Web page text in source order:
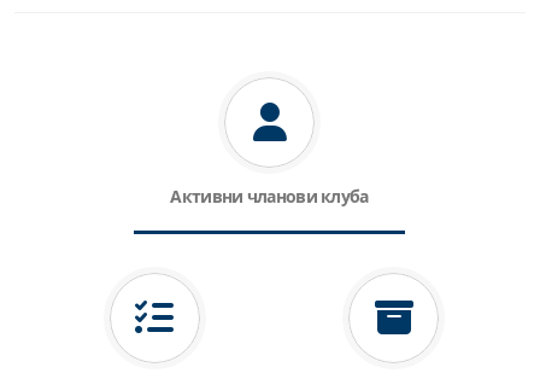
Активни чланови клуба